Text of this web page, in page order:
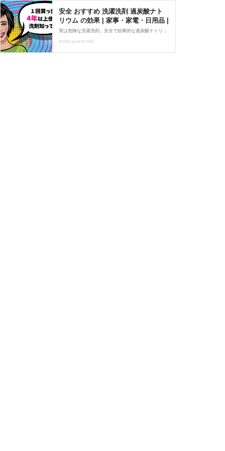
安全 おすすめ 洗濯洗剤 過炭酸ナト
リウム の効果 | 家事・家電・日用品 |
実は危険な洗濯洗剤。安全で効果的な過炭酸ナトリウムを使った洗濯洗剤のメリットをご紹介。
body-quest.net